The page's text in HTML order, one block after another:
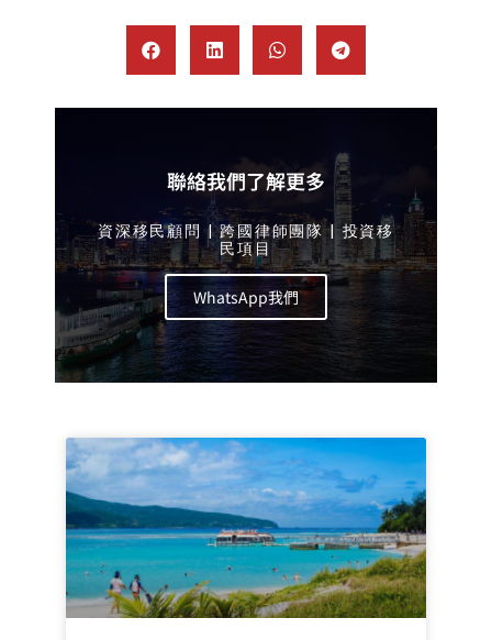
聯絡我們了解更多
資深移民顧問 | 跨國律師團隊 | 投資移
民項目
WhatsApp我們